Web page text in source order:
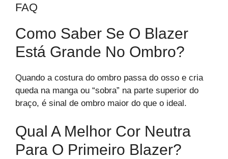
FAQ
Como Saber Se O Blazer
Está Grande No Ombro?
Quando a costura do ombro passa do osso e cria
queda na manga ou “sobra” na parte superior do
braço, é sinal de ombro maior do que o ideal.
Qual A Melhor Cor Neutra
Para O Primeiro Blazer?